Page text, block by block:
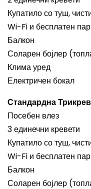
Купатило со туш,
Wi-Fi и бесплатен
Балкон
Соларен бојлер
Клима уред
Електричен бокал
Стандардна
Посебен влез
3 единечни кревети
Купатило со туш,
Wi-Fi и бесплатен
Балкон
Соларен бојлер